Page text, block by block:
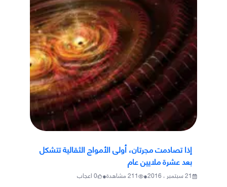
إذا تصادمت مجرتان، أولى الأمواج الثقالية تتشكل
بعد عشرة ملايين عام
21 سبتمبر ، 2016 •
211مشاهدة•
0اعجاب